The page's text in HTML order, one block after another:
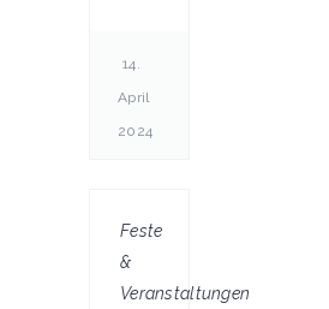
14.
April
2024
Feste
&
Veranstaltungen